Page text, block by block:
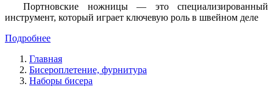
Портновские ножницы — это специализированный
инструмент, который играет ключевую роль в швейном деле
Подробнее
Главная
Бисероплетение, фурнитура
Наборы бисера